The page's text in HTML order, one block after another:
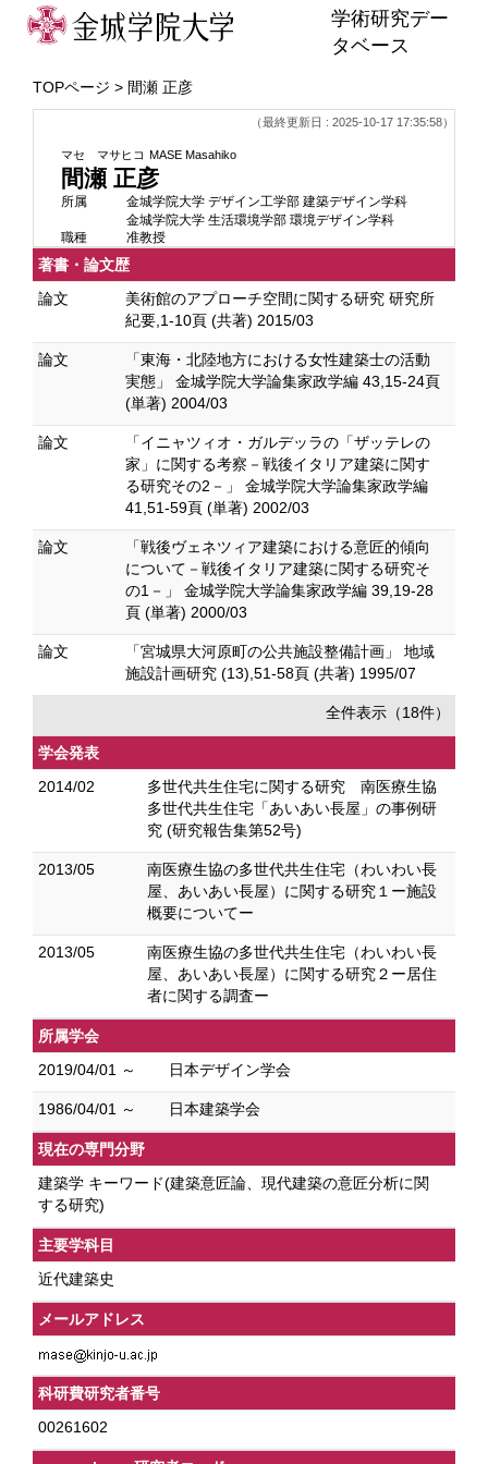
学術研究デー
タベース
TOPページ > 間瀬 正彦
（最終更新日 : 2025-10-17 17:35:58）
マセ マサヒコ MASE Masahiko
間瀬 正彦
所属
金城学院大学 デザイン工学部 建築デザイン学科
金城学院大学 生活環境学部 環境デザイン学科
職種
准教授
著書・論文歴
論文
美術館のアプローチ空間に関する研究 研究所
紀要,1-10頁 (共著) 2015/03
論文
「東海・北陸地方における女性建築士の活動
実態」 金城学院大学論集家政学編 43,15-24頁
(単著) 2004/03
論文
「イニャツィオ・ガルデッラの「ザッテレの
家」に関する考察－戦後イタリア建築に関す
る研究その2－」 金城学院大学論集家政学編
41,51-59頁 (単著) 2002/03
論文
「戦後ヴェネツィア建築における意匠的傾向
について－戦後イタリア建築に関する研究そ
の1－」 金城学院大学論集家政学編 39,19-28
頁 (単著) 2000/03
論文
「宮城県大河原町の公共施設整備計画」 地域
施設計画研究 (13),51-58頁 (共著) 1995/07
全件表示（18件）
学会発表
2014/02
多世代共生住宅に関する研究 南医療生協
多世代共生住宅「あいあい長屋」の事例研
究 (研究報告集第52号)
2013/05
南医療生協の多世代共生住宅（わいわい長
屋、あいあい長屋）に関する研究１ー施設
概要についてー
2013/05
南医療生協の多世代共生住宅（わいわい長
屋、あいあい長屋）に関する研究２ー居住
者に関する調査ー
所属学会
2019/04/01 ～
日本デザイン学会
1986/04/01 ～ 日本建築学会
現在の専門分野
建築学 キーワード(建築意匠論、現代建築の意匠分析に関
する研究)
主要学科目
近代建築史
メールアドレス
科研費研究者番号
00261602